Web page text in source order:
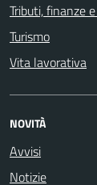
Tributi, finanze
Turismo
Vita lavorativa
NOVITÀ
Avvisi
Notizie